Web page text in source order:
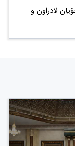
خۆیان لادراون و